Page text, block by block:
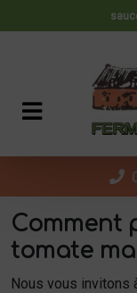
Comment
tomate
Nous vous invitons
Panneau de gestion